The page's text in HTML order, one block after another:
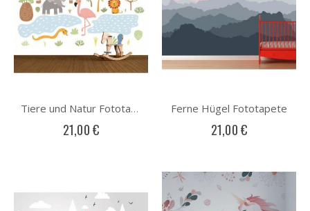
Tiere und Natur Fototapete
21,00 €
Ferne Hügel Fototapete
21,00 €